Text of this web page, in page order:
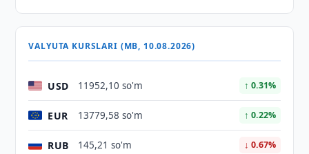
VALYUTA KURSLARI (MB, 10.08.2026)
USD 11952,10 so'm ↑ 0.31%
EUR 13779,58 so'm ↑ 0.22%
RUB 145,21 so'm ↓ 0.67%